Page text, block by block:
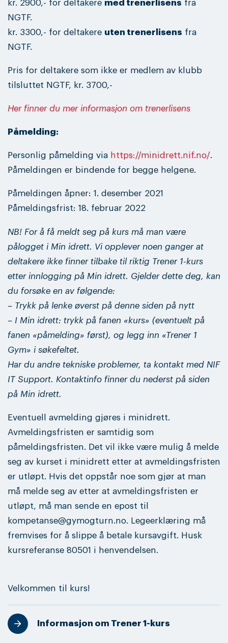
kr. 2900,- for deltakere med trenerlisens fra
NGTF.
kr. 3300,- for deltakere uten trenerlisens fra
NGTF.
Pris for deltakere som ikke er medlem av klubb
tilsluttet NGTF, kr. 3700,-
Her finner du mer informasjon om trenerlisens
Påmelding:
Personlig påmelding via https://minidrett.nif.no/.
Påmeldingen er bindende for begge helgene.
Påmeldingen åpner: 1. desember 2021
Påmeldingsfrist: 18. februar 2022
NB! For å få meldt seg på kurs må man være
pålogget i Min idrett. Vi opplever noen ganger at
deltakere ikke finner tilbake til riktig Trener 1-kurs
etter innlogging på Min idrett. Gjelder dette deg, kan
du forsøke en av følgende:
– Trykk på lenke øverst på denne siden på nytt
– I Min idrett: trykk på fanen «kurs» (eventuelt på
fanen «påmelding» først), og legg inn «Trener 1
Gym» i søkefeltet.
Har du andre tekniske problemer, ta kontakt med NIF
IT Support. Kontaktinfo finner du nederst på siden
på Min idrett.
Eventuell avmelding gjøres i minidrett.
Avmeldingsfristen er samtidig som
påmeldingsfristen. Det vil ikke være mulig å melde
seg av kurset i minidrett etter at avmeldingsfristen
er utløpt. Hvis det oppstår noe som gjør at man
må melde seg av etter at avmeldingsfristen er
utløpt, må man sende en epost til
kompetanse@gymogturn.no. Legeerklæring må
fremvises for å slippe å betale kursavgift. Husk
kursreferanse 80501 i henvendelsen.
Velkommen til kurs!
Informasjon om Trener 1-kurs